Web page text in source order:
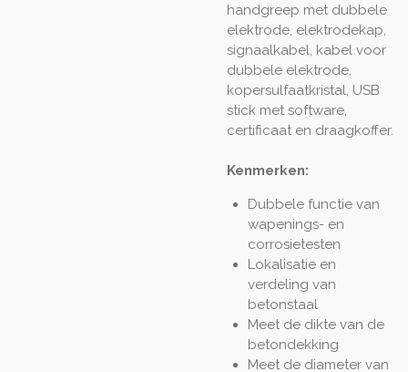
handgreep met dubbele
elektrode, elektrodekap,
signaalkabel, kabel voor
dubbele elektrode,
kopersulfaatkristal, USB
stick met software,
certificaat en draagkoffer.
Kenmerken:
Dubbele functie van
wapenings- en
corrosietesten
Lokalisatie en
verdeling van
betonstaal
Meet de dikte van de
betondekking
Meet de diameter van